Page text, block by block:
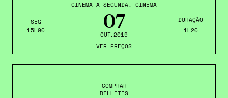
CINEMA À SEGUNDA, CINEMA
07
OUT,2019
SEG
15H00
DURAÇÃO
1H20
VER PREÇOS
COMPRAR
BILHETES